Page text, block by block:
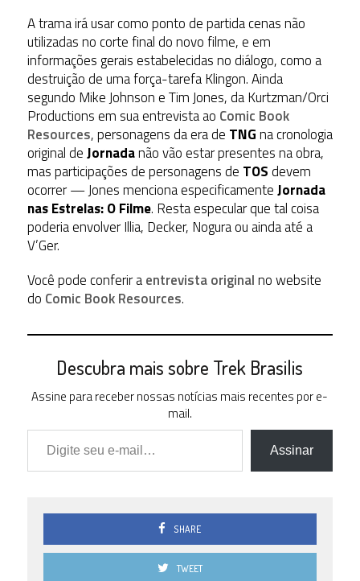
A trama irá usar como ponto de partida cenas não
utilizadas no corte final do novo filme, e em
informações gerais estabelecidas no diálogo, como a
destruição de uma força-tarefa Klingon. Ainda
segundo Mike Johnson e Tim Jones, da Kurtzman/Orci
Productions em sua entrevista ao Comic Book
Resources, personagens da era de TNGna cronologia
original deJornadanão vão estar presentes na obra,
mas participações de personagens de TOSdevem
ocorrer — Jones menciona especificamenteJornada
nas Estrelas: O Filme. Resta especular que tal coisa
poderia envolver Illia, Decker, Nogura ou ainda até a
V’Ger.
Você pode conferir aentrevista originalno website
do Comic Book Resources.
Descubra mais sobre Trek Brasilis
Assine para receber nossas notícias mais recentes por e-
mail.
Digite seu e-mail…
Assinar
SHARE
TWEET